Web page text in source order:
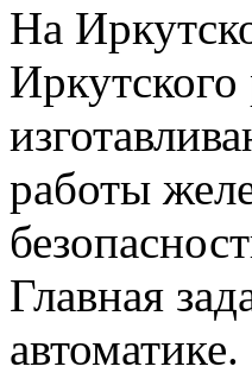
На
работы
Главная
автоматике.